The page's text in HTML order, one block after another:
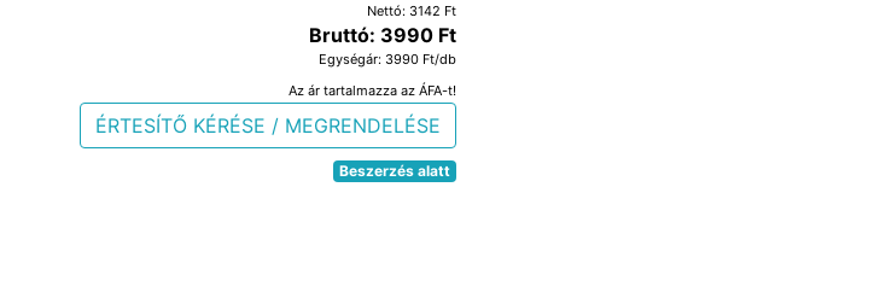
Nettó: 3142 Ft
Bruttó: 3990 Ft
Egységár: 3990 Ft/db
Az ár tartalmazza az ÁFA-t!
ÉRTESÍTŐ KÉRÉSE / MEGRENDELÉSE
Beszerzés alatt